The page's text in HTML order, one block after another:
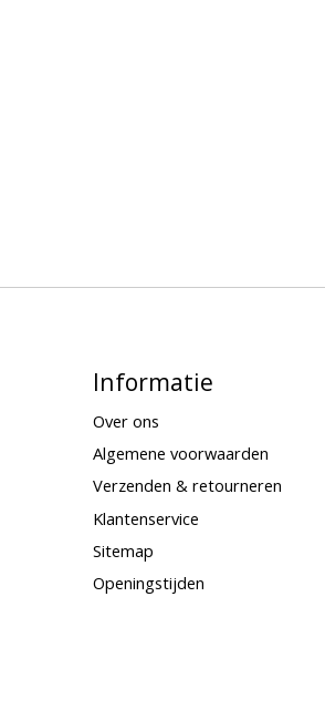
Informatie
Over ons
Algemene voorwaarden
Verzenden & retourneren
Klantenservice
Sitemap
Openingstijden